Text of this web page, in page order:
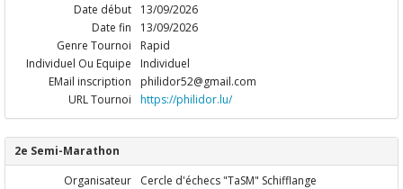
Date début
13/09/2026
Date fin
13/09/2026
Genre Tournoi
Rapid
Individuel Ou Equipe
Individuel
EMail inscription
philidor52@gmail.com
URL Tournoi
https://philidor.lu/
2e Semi-Marathon
Organisateur
Cercle d'échecs "TaSM" Schifflange